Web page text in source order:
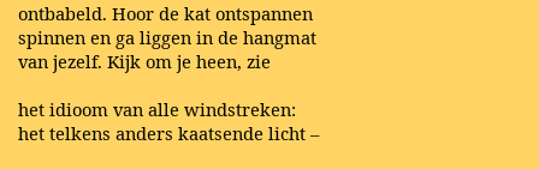
ontbabeld. Hoor de kat ontspannen
spinnen en ga liggen in de hangmat
van jezelf. Kijk om je heen, zie
het idioom van alle windstreken:
het telkens anders kaatsende licht –